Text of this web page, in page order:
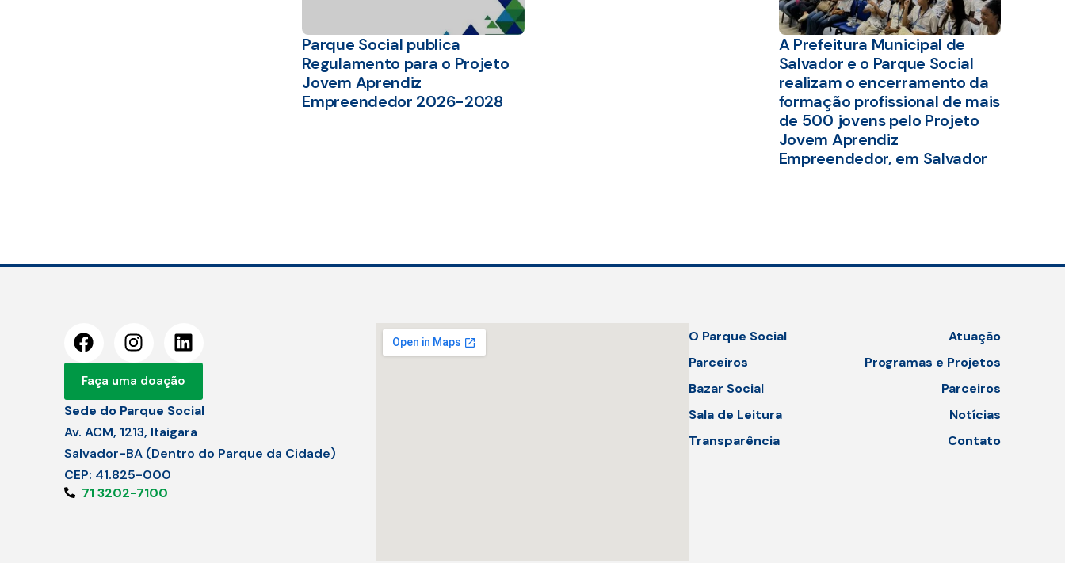
Parque Social publica
Regulamento para o Projeto
Jovem Aprendiz
Empreendedor 2026-2028
A Prefeitura Municipal de
Salvador e o Parque Social
realizam o encerramento da
formação profissional de mais
de 500 jovens pelo Projeto
Jovem Aprendiz
Empreendedor, em Salvador
Faça uma doação
Sede do Parque Social
Av. ACM, 1213, Itaigara
Salvador-BA (Dentro do Parque da Cidade)
CEP: 41.825-000
71 3202-7100
O Parque Social
Parceiros
Bazar Social
Sala de Leitura
Transparência
Atuação
Programas e Projetos
Parceiros
Notícias
Contato